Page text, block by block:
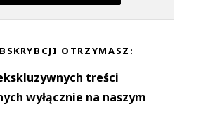
OTRZYMASZ:
treści
wyłącznie na naszym